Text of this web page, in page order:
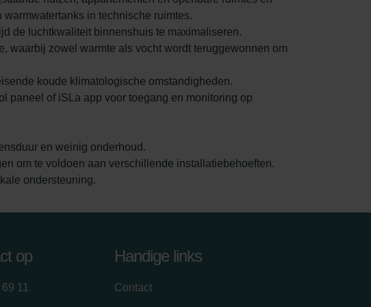
in technische ruimtes.
de luchtkwaliteit binnenshuis te maximaliseren.
waarbij zowel warmte als vocht wordt teruggewonnen om
koude klimatologische omstandigheden.
paneel of iSLa app voor toegang en monitoring op
en weinig onderhoud.
om te voldoen aan verschillende installatiebehoeften.
ondersteuning.
op
11
Handige links
Contact